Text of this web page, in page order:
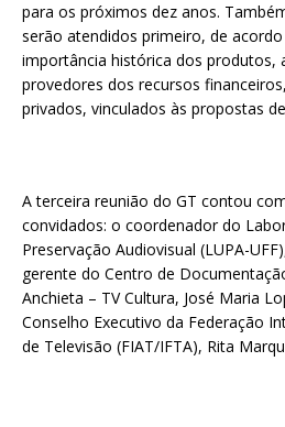
para os próximos dez anos.
serão atendidos primeiro, de
importância histórica dos produtos,
provedores dos recursos
privados, vinculados às propostas
A terceira reunião do GT contou
convidados: o coordenador do
Preservação Audiovisual (LUPA-
gerente do Centro de
Anchieta – TV Cultura, José Maria
Conselho Executivo da Federação
de Televisão (FIAT/IFTA), Rita